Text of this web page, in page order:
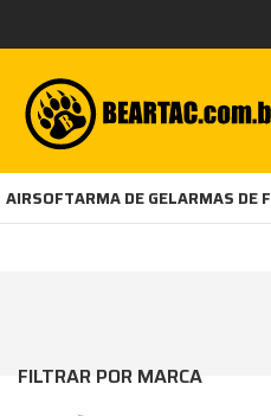
AIRSOFTARMA DE GELARMAS DE
FILTRAR POR MARCA